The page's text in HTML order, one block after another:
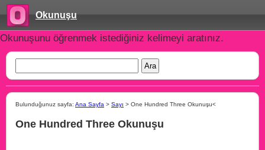
Okunuşu
Okunuşunu öğrenmek istediğiniz kelimeyi aratınız.
Bulunduğunuz sayfa: Ana Sayfa > Sayı > One Hundred Three Okunuşu<
One Hundred Three Okunuşu